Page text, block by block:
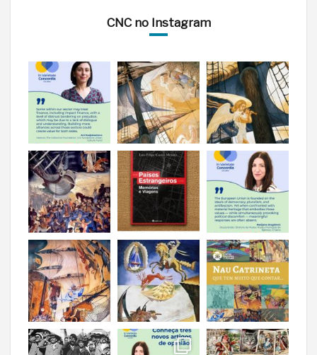
CNC no Instagram